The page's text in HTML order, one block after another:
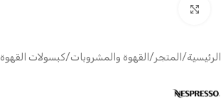
الرئيسية/ المتجر/ القهوة والمشروبات/كبسولات القهوة